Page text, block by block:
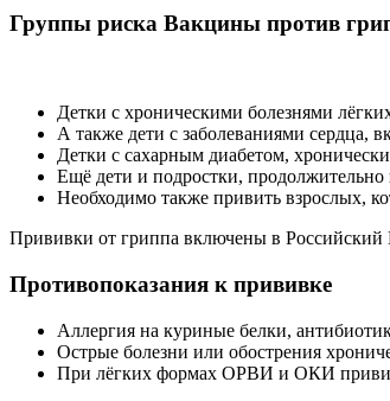
Группы риска Вакцины против
Детки с хроническими болезнями
А также дети с заболеваниями сердца,
Детки с сахарным диабетом,
Ещё дети и подростки, продолжительно
Необходимо также привить взрослых,
Прививки от гриппа включены в
Противопоказания к прививке
Аллергия на куриные белки,
Острые болезни или обострения
При лёгких формах ОРВИ и ОКИ